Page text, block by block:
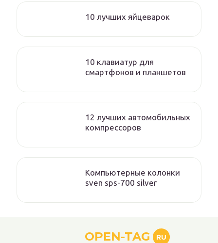
10 лучших яйцеварок
10 клавиатур для
смартфонов и планшетов
12 лучших автомобильных
компрессоров
Компьютерные колонки
sven sps-700 silver
OPEN-TAG RU